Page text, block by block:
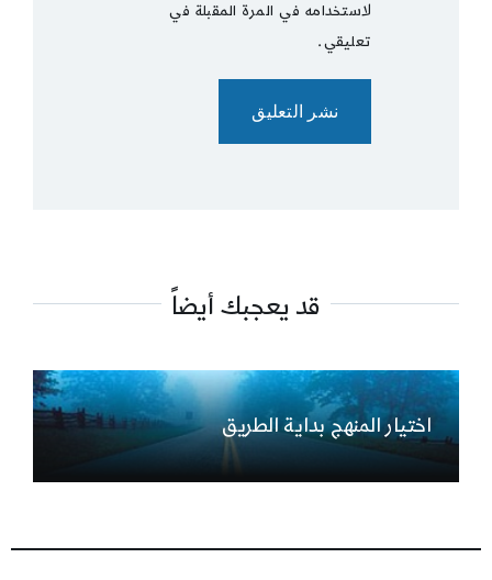
لاستخدامه في المرة المقبلة في
تعليقي.
قد يعجبك أيضاً
اختيار المنهج بداية الطريق